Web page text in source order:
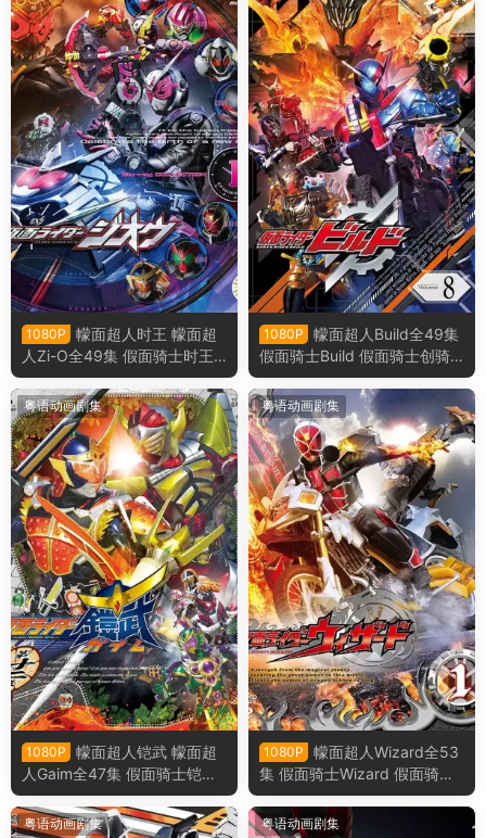
1080P
幪面超人时王 幪面超
人Zi-O全49集 假面骑士时王
假面骑士Zi-O粤语版
1080P
幪面超人Build全49集
假面骑士Build 假面骑士创骑
粤语版
粤语动画剧集
1080P
幪面超人铠武 幪面超
人Gaim全47集 假面骑士铠武
假面骑士Gaim粤语版
粤语动画剧集
1080P
幪面超人Wizard全53
集 假面骑士Wizard 假面骑士
巫骑粤语版
粤语动画剧集 粤语动画剧集